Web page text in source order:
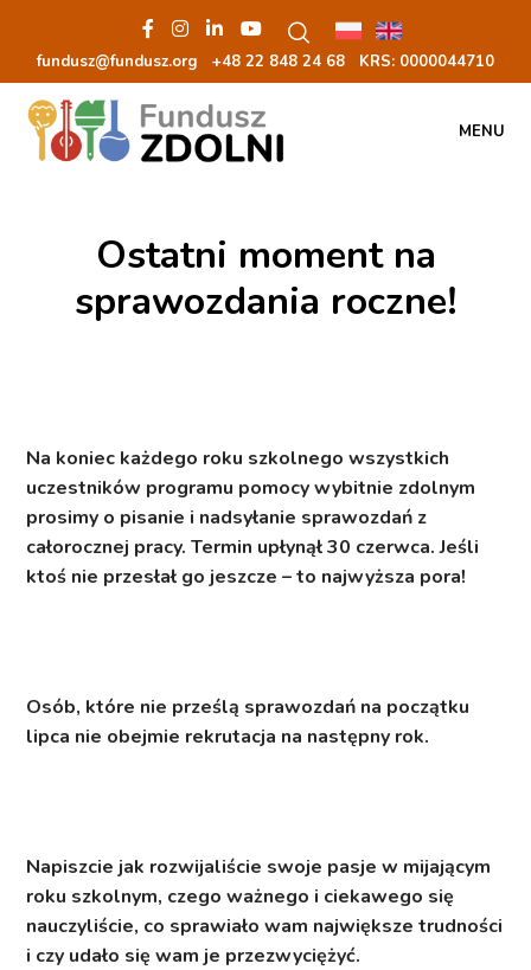
fundusz@fundusz.org +48 22 848 24 68 KRS: 0000044710
MENU
Ostatni moment na
sprawozdania roczne!
Na koniec każdego roku szkolnego wszystkich
uczestników programu pomocy wybitnie zdolnym
prosimy o pisanie i nadsyłanie sprawozdań z
całorocznej pracy. Termin upłynął 30 czerwca. Jeśli
ktoś nie przesłał go jeszcze – to najwyższa pora!
Osób, które nie prześlą sprawozdań na początku
lipca nie obejmie rekrutacja na następny rok.
Napiszcie jak rozwijaliście swoje pasje w mijającym
roku szkolnym, czego ważnego i ciekawego się
nauczyliście, co sprawiało wam największe trudności
i czy udało się wam je przezwyciężyć.